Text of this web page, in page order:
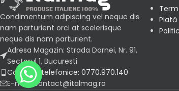
Condimentum adipiscing vel neque dis
nam parturient orci at scelerisque
neque dis nam parturient.
Adresa Magazin: Strada Dornei, Nr. 91,
Sectorul 1, Bucuresti
Comenzi telefonice: 0770.970.140
E-mail: contact@italmag.ro
Plată